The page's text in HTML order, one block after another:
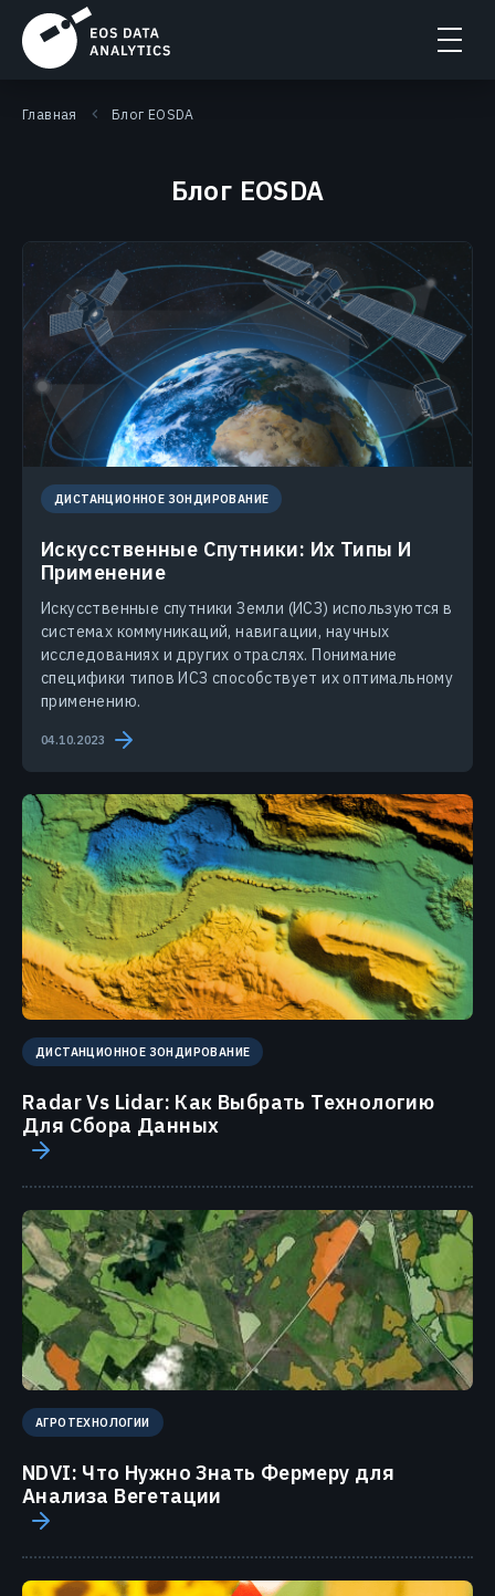
Главная Блог EOSDA
Блог EOSDA
ДИСТАНЦИОННОЕ ЗОНДИРОВАНИЕ
Искусственные Спутники: Их Типы И
Применение
Искусственные спутники Земли (ИСЗ) используются в
системах коммуникаций, навигации, научных
исследованиях и других отраслях. Понимание
специфики типов ИСЗ способствует их оптимальному
применению.
04.10.2023
ДИСТАНЦИОННОЕ ЗОНДИРОВАНИЕ
Radar Vs Lidar: Как Выбрать Технологию
Для Сбора Данных
АГРОТЕХНОЛОГИИ
NDVI: Что Нужно Знать Фермеру для
Анализа Вегетации